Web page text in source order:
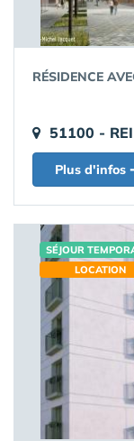
RÉSIDENCE
51100 -
Plus d'infos
SÉJOUR
LOCATION